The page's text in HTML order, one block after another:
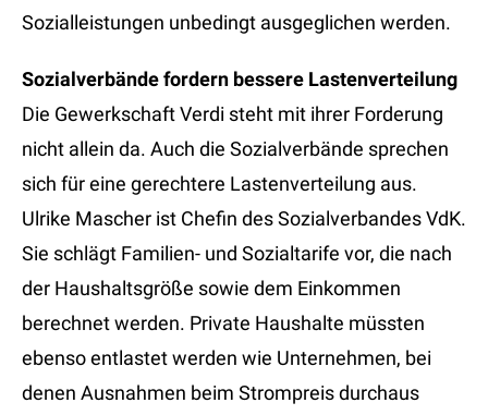
Sozialleistungen unbedingt ausgeglichen werden.
Sozialverbände fordern bessere Lastenverteilung
Die Gewerkschaft Verdi steht mit ihrer Forderung
nicht allein da. Auch die Sozialverbände sprechen
sich für eine gerechtere Lastenverteilung aus.
Ulrike Mascher ist Chefin des Sozialverbandes VdK.
Sie schlägt Familien- und Sozialtarife vor, die nach
der Haushaltsgröße sowie dem Einkommen
berechnet werden. Private Haushalte müssten
ebenso entlastet werden wie Unternehmen, bei
denen Ausnahmen beim Strompreis durchaus